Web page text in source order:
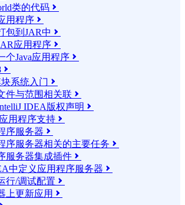
类的代码 
用程序 
包到JAR中 
应用程序 
个Java应用程序 

系统入门 
件与范围相关联 
IDEA版权声明 
用程序支持 
序服务器 
序服务器相关的主要任务 
服务器集成插件 
中定义应用程序服务器 
行/调试配置 
上更新应用 